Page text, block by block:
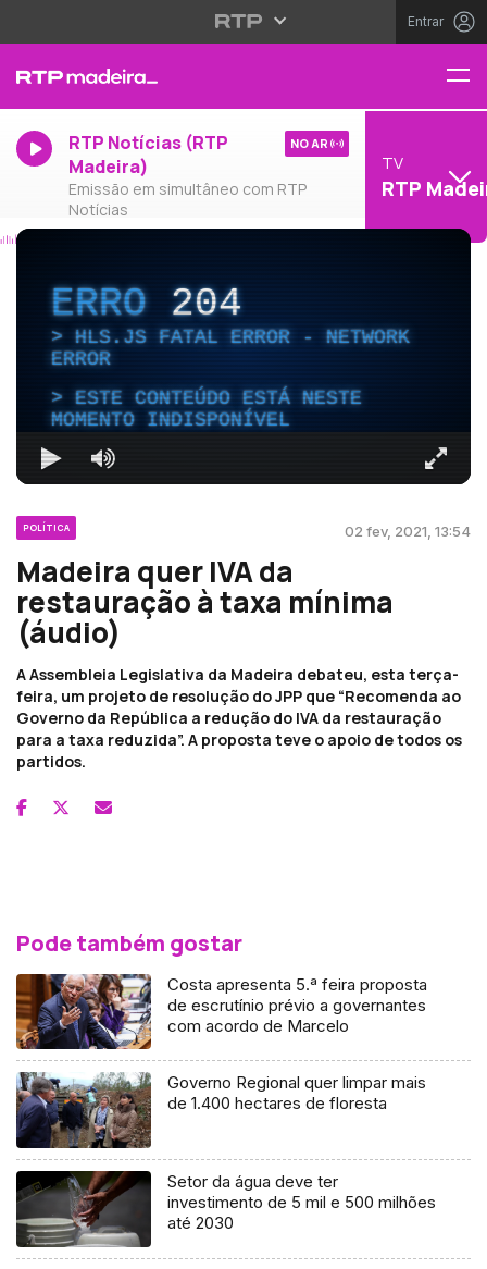
Entrar
RTP Notícias (RTP
Madeira)
Emissão em simultâneo com RTP
Notícias
NO AR
TV
RTP
ERRO204
HLS.JS FATAL ERROR - NETWORK
ERROR
ESTE CONTEÚDO ESTÁ NESTE
MOMENTO INDISPONÍVEL
POLÍTICA 02 fev, 2021, 13:54
Madeira quer IVA da
restauração à taxa mínima
(áudio)
A Assembleia Legislativa da Madeira debateu, esta terça-
feira, um projeto de resolução do JPP que “Recomenda ao
Governo da República a redução do IVA da restauração
para a taxa reduzida”. A proposta teve o apoio de todos os
partidos.
Pode também gostar
Costa apresenta 5.ª feira proposta
de escrutínio prévio a governantes
com acordo de Marcelo
Governo Regional quer limpar mais
de 1.400 hectares de floresta
Setor da água deve ter
investimento de 5 mil e 500 milhões
até 2030